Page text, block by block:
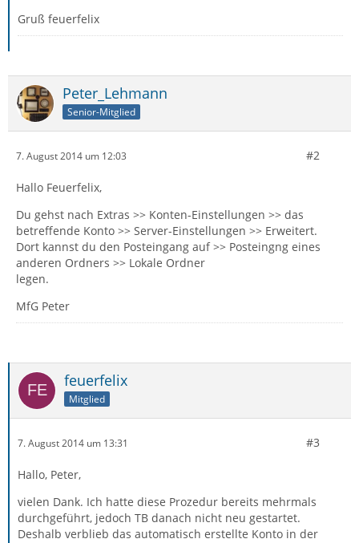
Gruß feuerfelix
Peter_Lehmann
Senior-Mitglied
7. August 2014 um 12:03 #2
Hallo Feuerfelix,
Du gehst nach Extras >> Konten-Einstellungen >> das
betreffende Konto >> Server-Einstellungen >> Erweitert.
Dort kannst du den Posteingang auf >> Posteingng eines
anderen Ordners >> Lokale Ordner
legen.
MfG Peter
feuerfelix
Mitglied
7. August 2014 um 13:31 #3
Hallo, Peter,
vielen Dank. Ich hatte diese Prozedur bereits mehrmals
durchgeführt, jedoch TB danach nicht neu gestartet.
Deshalb verblieb das automatisch erstellte Konto in der